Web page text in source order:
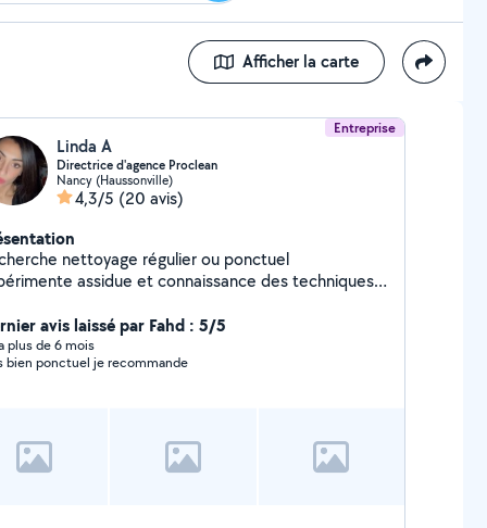
Afficher la carte
Entreprise
Linda A
Directrice d'agence Proclean
Nancy (Haussonville)
4,3/5 (20 avis)
nettoyage régulier ou ponctuel
assidue et connaissance des techniques
en état après chantier
avis laissé par Fahd : 5/5
plus de 6 mois
bien ponctuel je recommande